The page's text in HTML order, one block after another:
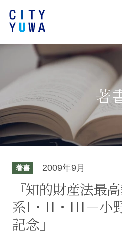
著
著書 2009年9月
『知的財産法最
系I・II・III－小
記念』